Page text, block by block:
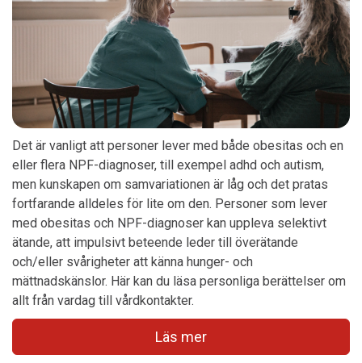
Det är vanligt att personer lever med både obesitas och en
eller flera NPF-diagnoser, till exempel adhd och autism,
men kunskapen om samvariationen är låg och det pratas
fortfarande alldeles för lite om den. Personer som lever
med obesitas och NPF-diagnoser kan uppleva selektivt
ätande, att impulsivt beteende leder till överätande
och/eller svårigheter att känna hunger- och
mättnadskänslor. Här kan du läsa personliga berättelser om
allt från vardag till vårdkontakter.
Läs mer